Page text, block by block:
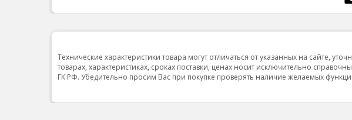
Технические характеристики товара могут отличаться от указанных на сайте,
товарах, характеристиках, сроках поставки, ценах носит исключительно
ГК РФ. Убедительно просим Вас при покупке проверять наличие желаемых